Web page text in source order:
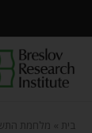
בית מלחמת